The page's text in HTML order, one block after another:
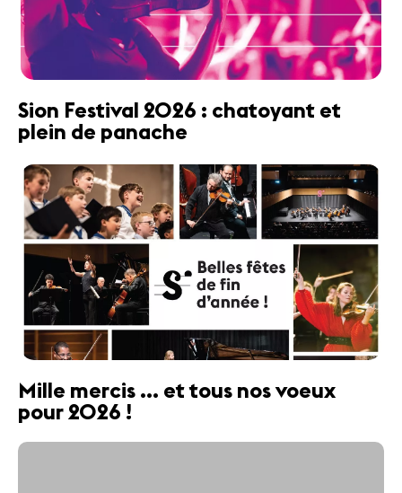
Sion Festival 2026 : chatoyant et
plein de panache
Mille mercis ... et tous nos voeux
pour 2026 !